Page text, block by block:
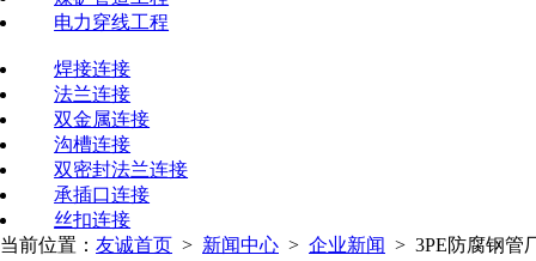
电力穿线工程
焊接连接
法兰连接
双金属连接
沟槽连接
双密封法兰连接
承插口连接
丝扣连接
当前位置： 友诚首页 > 新闻中心 > 企业新闻 > 3PE防腐钢管